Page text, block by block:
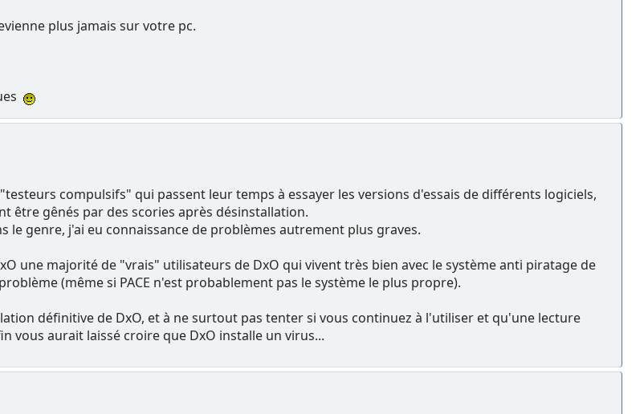
plus jamais sur votre pc.
compulsifs" qui passent leur temps à essayer les versions d'essais de différents logiciels,
être gênés par des scories après désinstallation.
le genre, j'ai eu connaissance de problèmes autrement plus graves.
une majorité de "vrais" utilisateurs de DxO qui vivent très bien avec le système anti piratage de
(même si PACE n'est probablement pas le système le plus propre).
définitive de DxO, et à ne surtout pas tenter si vous continuez à l'utiliser et qu'une lecture
vous aurait laissé croire que DxO installe un virus...